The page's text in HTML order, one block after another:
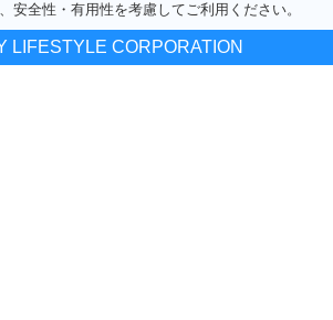
安全性・有用性を考慮してご利用ください。
LIFESTYLE CORPORATION